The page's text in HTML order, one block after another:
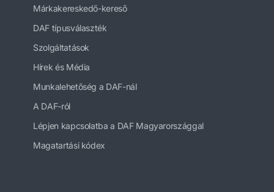
Márkakereskedő-kereső
DAF típusválaszték
Szolgáltatások
Hírek és Média
Munkalehetőség a DAF-nál
A DAF-ról
Lépjen kapcsolatba a DAF Magyarországgal
Magatartási kódex